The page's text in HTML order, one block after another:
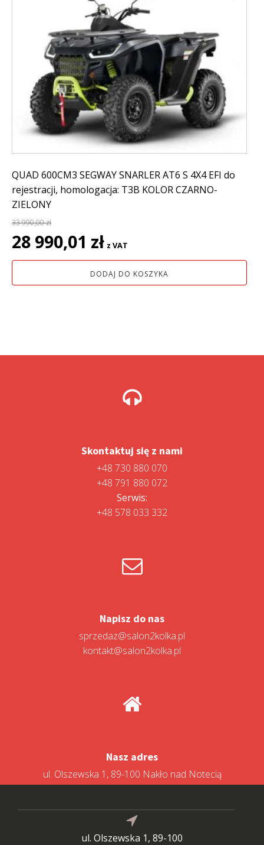
QUAD 600CM3 SEGWAY SNARLER AT6 S 4X4 EFI do
rejestracji, homologacja: T3B KOLOR CZARNO-
ZIELONY
33 990,00zł
Pierwotna
cena
wynosiła:
28 990,01 zł cena
wynosi:
28
z VAT
DODAJ DO KOSZYKA
Skontaktuj się z nami
+48 730 880 070
+48 791 880 072
Serwis:
+48 578 033 332
Napisz do nas
sprzedaz@salon2kolka.pl
kontakt@salon2kolka.pl
Nasz adres
ul. Olszewska 1, 89-100 Nakło nad Notecią
ul. Olszewska 1, 89-100